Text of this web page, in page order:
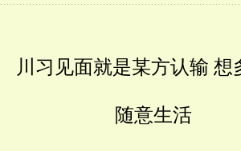
川习见面就是某方认输 想
随意生活